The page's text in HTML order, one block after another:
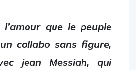
l’amour que le peuple
collabo sans figure,
jean Messiah, qui